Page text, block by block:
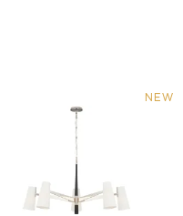
NEW